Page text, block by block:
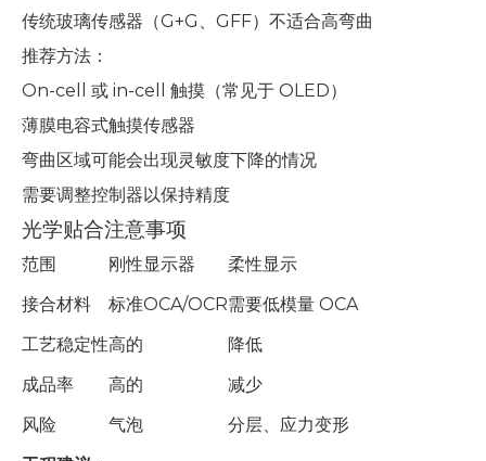
传统玻璃传感器（G+G、GFF）不适合高弯曲
推荐方法：
On-cell 或 in-cell 触摸（常见于 OLED）
薄膜电容式触摸传感器
弯曲区域可能会出现灵敏度下降的情况
需要调整控制器以保持精度
光学贴合注意事项
范围 刚性显示器
柔性显示
接合材料
标准OCA/OCR需要低模量 OCA
工艺稳定性高的
降低
成品率
高的
减少
风险
气泡
分层、应力变形